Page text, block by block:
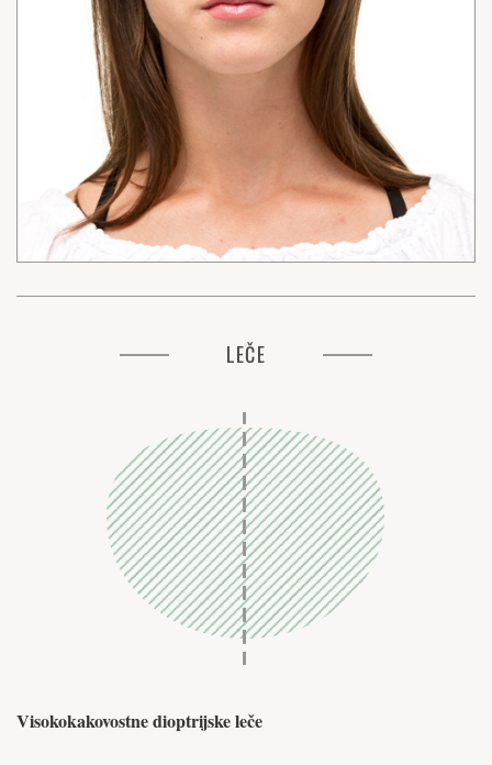
LEČE
Visokokakovostne dioptrijske leče